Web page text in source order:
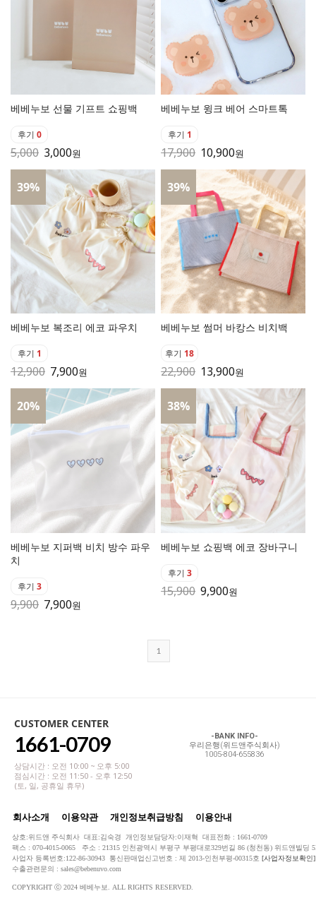
베베누보 선물 기프트 쇼핑백
후기 0
5,000 3,000원
베베누보 윙크 베어 스마트톡
후기 1
17,900 10,900원
39%
베베누보 복조리 에코 파우치
후기 1
12,900 7,900원
39%
베베누보 썸머 바캉스 비치백
후기 18
22,900 13,900원
20%
베베누보 지퍼백 비치 방수 파우
치
후기 3
9,900 7,900원
38%
베베누보 쇼핑백 에코 장바구니
후기 3
15,900 9,900원
1
CUSTOMER CENTER
1661-0709
상담시간 : 오전 10:00 ~ 오후 5:00
점심시간 : 오전 11:50 - 오후 12:50
(토, 일, 공휴일 휴무)
-BANK INFO-
우리은행(위드앤주식회사)
1005-804-655836
회사소개 이용약관 개인정보취급방침 이용안내
상호:위드앤 주식회사 대표:김숙경 개인정보담당자:이재혁 대표전화 : 1661-0709
팩스 : 070-4015-0065 주소 : 21315 인천광역시 부평구 부평대로329번길 86 (청천동) 위드앤빌딩
사업자 등록번호:122-86-30943 통신판매업신고번호 : 제 2013-인천부평-00315호 [사업자정보확인]
수출관련문의 : sales@bebenuvo.com
COPYRIGHT ⓒ 2024 베베누보. ALL RIGHTS RESERVED.